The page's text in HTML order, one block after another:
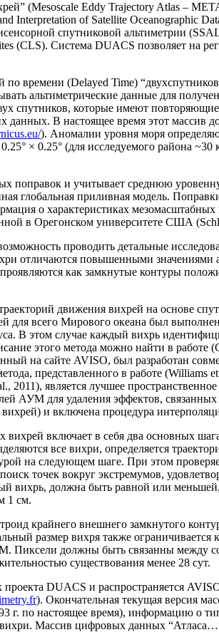
(Mesoscale Eddy Trajectory Atlas –
Interpretation of Satellite Oceanographic
спутниковой альтиметрии
Система DUACS позволяет на
по времени (Delayed Time)
альтиметрические данные для
спутников, которые имеют
данных. В настоящее время этот
). Аномалии уровня моря
× 0.25° (для исследуемого района
поправок и учитывает среднюю
глобальная приливная модель.
о характеристиках
в Орегонском университете США
проводить детальные
отличаются повышенными значениями
как замкнутые контуры
движения вихрей на основе
для всего Мирового океана был
В этом случае каждый вихрь
этого метода можно найти в работе
на сайте AVISO, был разработан
представленного в работе
является лучшее
АУМ для удаления эффектов,
и включена процедура
включает в себя два основных
все вихри, определяется
на следующем шаге. При этом
точек вокруг экстремумов,
вихрь, должна быть равной или
1 см.
крайнего внешнего замкнутого
размер вихря также
Пиксели должны быть связанны между
существования менее 28 сут.
DUACS и распространяется
). Окончательная текущая версия
г. по настоящее время), информацию о
Массив цифровых данных